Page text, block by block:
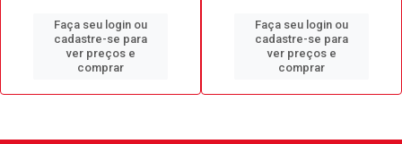
Faça seu login ou
cadastre-se para
ver preços e
comprar
Faça seu login ou
cadastre-se para
ver preços e
comprar